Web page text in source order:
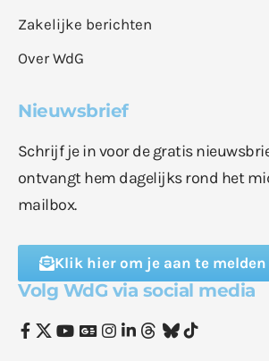
Zakelijke berichten
Over WdG
Nieuwsbrief
Schrijf je in voor de gratis
ontvangt hem dagelijks rond het
mailbox.
Klik hier om je aan te melden
Volg WdG via social media